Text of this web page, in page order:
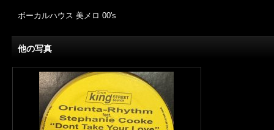
ボーカルハウス 美メロ 00's
他の写真